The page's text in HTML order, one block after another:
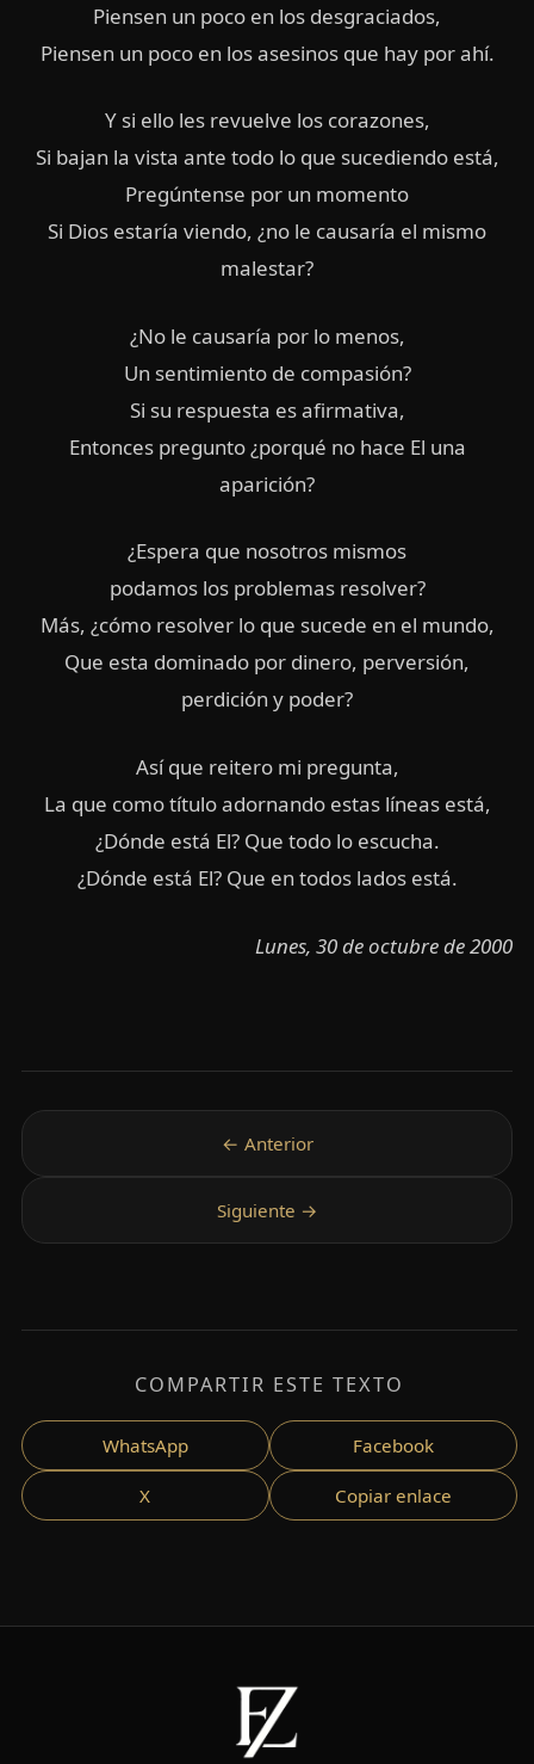
Piensen un poco en los desgraciados,
Piensen un poco en los asesinos que hay por ahí.
Y si ello les revuelve los corazones,
Si bajan la vista ante todo lo que sucediendo está,
Pregúntense por un momento
Si Dios estaría viendo, ¿no le causaría el mismo
malestar?
¿No le causaría por lo menos,
Un sentimiento de compasión?
Si su respuesta es afirmativa,
Entonces pregunto ¿porqué no hace El una
aparición?
¿Espera que nosotros mismos
podamos los problemas resolver?
Más, ¿cómo resolver lo que sucede en el mundo,
Que esta dominado por dinero, perversión,
perdición y poder?
Así que reitero mi pregunta,
La que como título adornando estas líneas está,
¿Dónde está El? Que todo lo escucha.
¿Dónde está El? Que en todos lados está.
Lunes, 30 de octubre de 2000
COMPARTIR ESTE TEXTO
WhatsApp Facebook
X Copiar enlace